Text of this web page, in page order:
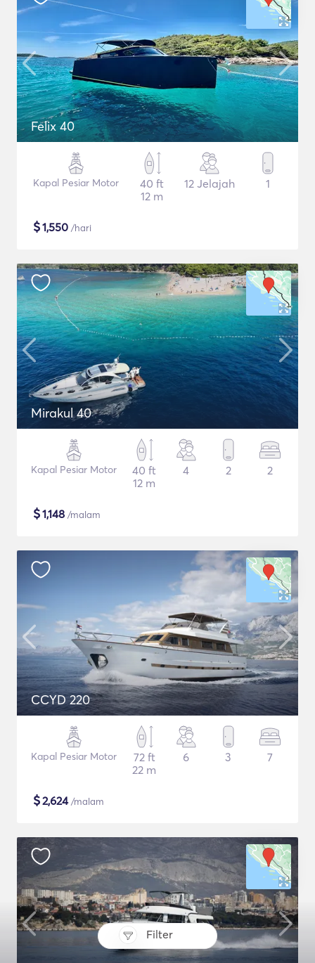
Filter
Felix 40
Kapal Pesiar Motor
40 ft
12 m
12 Jelajah 1
$1,550 /hari
Mirakul 40
Kapal Pesiar Motor
40 ft
12 m
4 2 2
$1,148 /malam
CCYD 220
Kapal Pesiar Motor
72 ft
22 m
6 3 7
$2,624/malam